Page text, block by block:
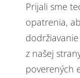
Prijali sme
opatrenia,
z našej
poverených